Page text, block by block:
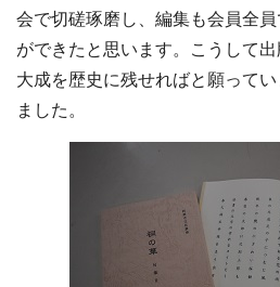
会で切磋琢磨し、編集も会員全
ができたと思います。こうして
大成を歴史に残せればと願って
ました。